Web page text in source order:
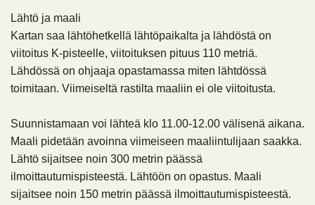
Lähtö ja maali
Kartan saa lähtöhetkellä lähtöpaikalta ja lähdöstä on
viitoitus K-pisteelle, viitoituksen pituus 110 metriä.
Lähdössä on ohjaaja opastamassa miten lähtdössä
toimitaan. Viimeiseltä rastilta maaliin ei ole viitoitusta.
Suunnistamaan voi lähteä klo 11.00-12.00 välisenä aikana.
Maali pidetään avoinna viimeiseen maaliintulijaan saakka.
Lähtö sijaitsee noin 300 metrin päässä
ilmoittautumispisteestä. Lähtöön on opastus. Maali
sijaitsee noin 150 metrin päässä ilmoittautumispisteestä.